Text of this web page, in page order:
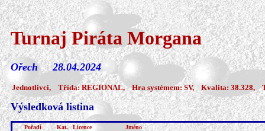
Turnaj Piráta Morgana
Ořech 28.04.2024
Jednotlivci, Třída: REGIONAL, Hra systémem: SV, Kvalita:
Výsledková listina
Pořadí Kat. Licence
Jméno